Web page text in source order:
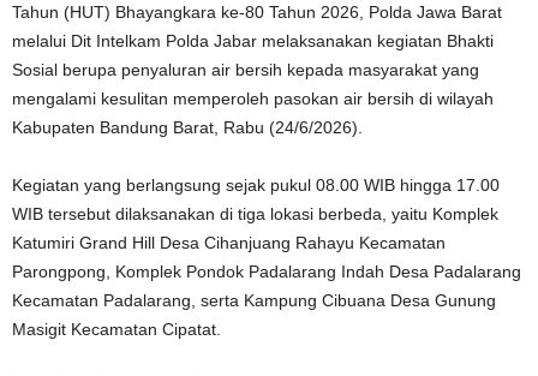
Tahun (HUT) Bhayangkara ke-80 Tahun 2026, Polda Jawa Barat
melalui Dit Intelkam Polda Jabar melaksanakan kegiatan Bhakti
Sosial berupa penyaluran air bersih kepada masyarakat yang
mengalami kesulitan memperoleh pasokan air bersih di wilayah
Kabupaten Bandung Barat, Rabu (24/6/2026).
Kegiatan yang berlangsung sejak pukul 08.00 WIB hingga 17.00
WIB tersebut dilaksanakan di tiga lokasi berbeda, yaitu Komplek
Katumiri Grand Hill Desa Cihanjuang Rahayu Kecamatan
Parongpong, Komplek Pondok Padalarang Indah Desa Padalarang
Kecamatan Padalarang, serta Kampung Cibuana Desa Gunung
Masigit Kecamatan Cipatat.